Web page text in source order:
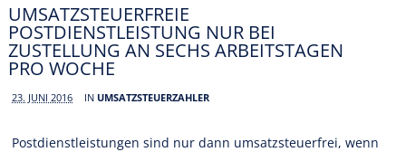
UMSATZSTEUERFREIE
POSTDIENSTLEISTUNG NUR BEI
ZUSTELLUNG AN SECHS ARBEITSTAGEN
PRO WOCHE
23. JUNI 2016 IN UMSATZSTEUERZAHLER
Postdienstleistungen sind nur dann umsatzsteuerfrei, wenn